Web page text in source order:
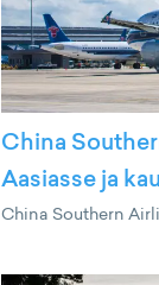
China
Aasiasse ja
China Southern